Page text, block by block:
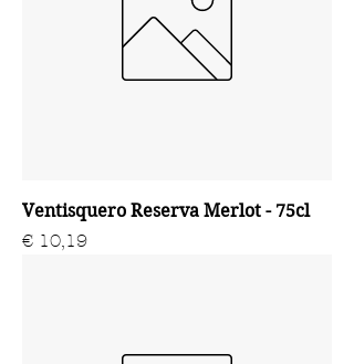
Ventisquero Reserva Merlot - 75cl
Prijs
€ 10,19